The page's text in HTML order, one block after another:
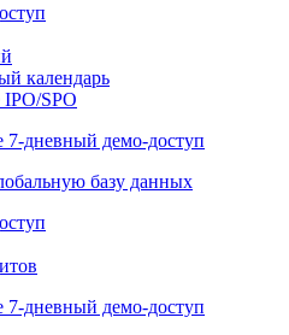
календарь
IPO/SPO
7-дневный демо-доступ
базу данных
7-дневный демо-доступ